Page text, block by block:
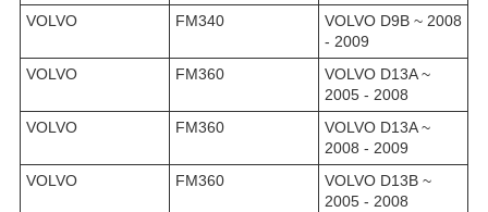
VOLVO
FM340
VOLVO D9B ~ 2008
- 2009
VOLVO
FM360
VOLVO D13A ~
2005 - 2008
VOLVO
FM360
VOLVO D13A ~
2008 - 2009
VOLVO
FM360
VOLVO D13B ~
2005 - 2008